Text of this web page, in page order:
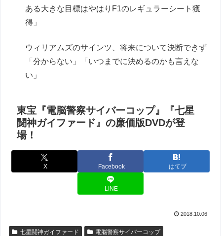
ある大きな目標はやはりF1のレギュラーシート獲
得」
ウィリアムズのサインツ、将来について決断できず
「分からない」「いつまでに決めるのかも言えな
い」
東宝『電脳警察サイバーコップ』『七星
闘神ガイファード』の廉価版DVDが登
場！
X Facebook はてブ
LINE
2018.10.06
七星闘神ガイファード 電脳警察サイバーコップ